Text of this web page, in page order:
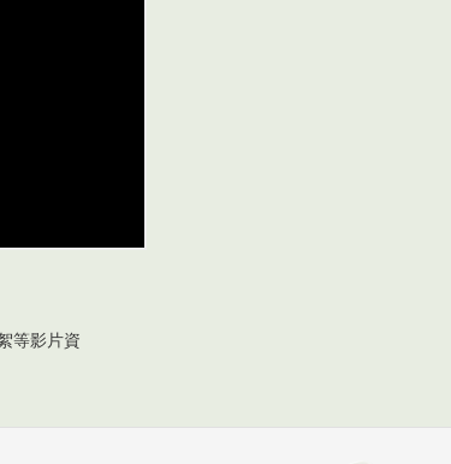
等影片資